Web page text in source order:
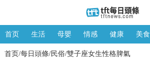
首页 生活 母嬰 情感 健康 美食
首页/每日頭條/民俗/雙子座女生性格脾氣